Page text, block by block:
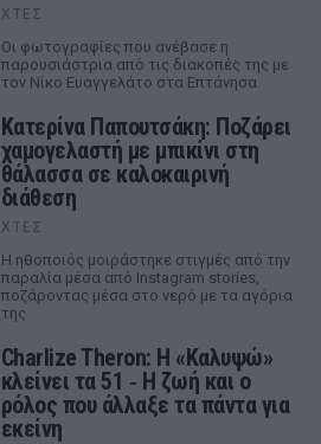
ΧΤΕΣ
Οι φωτογραφίες που ανέβασε η
παρουσιάστρια από τις διακοπές της με
τον Νίκο Ευαγγελάτο στα Επτάνησα
Κατερίνα Παπουτσάκη: Ποζάρει
χαμογελαστή με μπικίνι στη
θάλασσα σε καλοκαιρινή
διάθεση
ΧΤΕΣ
Η ηθοποιός μοιράστηκε στιγμές από την
παραλία μέσα από Instagram stories,
ποζάροντας μέσα στο νερό με τα αγόρια
της
Charlize Theron: Η «Καλυψώ»
κλείνει τα 51 ‑ H ζωή και ο
ρόλος που άλλαξε τα πάντα για
εκείνη